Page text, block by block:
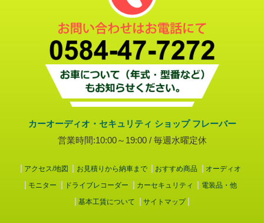
カーオーディオ・セキュリティ ショップ フレーバー
営業時間:10:00～19:00 / 毎週水曜定休
アクセス/地図 お見積りから納車まで おすすめ商品
オーディオ
モニター
ドライブレコーダー カーセキュリティ
電装品・他
基本工賃について
サイトマップ